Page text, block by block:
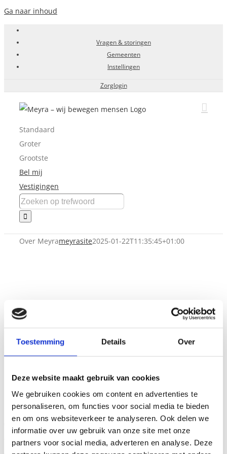
Toestemming Details Over
Deze website maakt gebruik van cookies
We gebruiken cookies om content en advertenties te
personaliseren, om functies voor social media te bieden
en om ons websiteverkeer te analyseren. Ook delen we
informatie over uw gebruik van onze site met onze
partners voor social media, adverteren en analyse. Deze
Ga naar inhoud
Vragen & storingen
Gemeenten
Instellingen
Zorglogin
Standaard
Groter
Grootste
Bel mij
Vestigingen
Over Meyrameyrasite2025-01-22T11:35:45+01:00
Over Meyra
Algemeen
Onze opdrachtgevers
Duurzame organisatie